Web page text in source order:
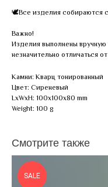
🕊Все изделия
Важно!
Изделия выполнены вручную
незначительно отличаться
Камни: Кварц тонированный
Цвет: Сиреневый
LxWxH: 100x100x80 mm
Weight: 100 g
Смотрите также
SALE